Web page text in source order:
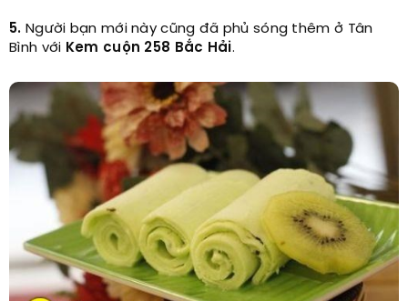
5. Người bạn mới này cũng đã phủ sóng thêm ở Tân
Bình với Kem cuộn 258 Bắc Hải.